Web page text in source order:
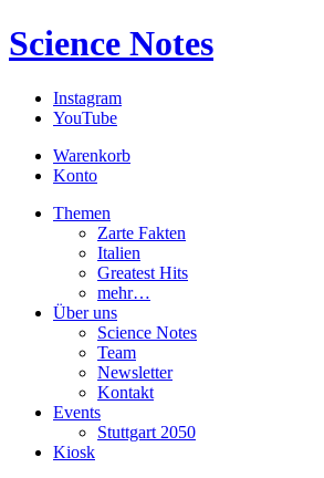
Science Notes
Instagram
YouTube
Warenkorb
Konto
Themen
Zarte Fakten
Italien
Greatest Hits
mehr…
Über uns
Science Notes
Team
Newsletter
Kontakt
Events
Stuttgart 2050
Kiosk